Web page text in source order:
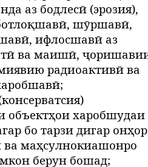
аз бодлесӣ (эрозия),
шӯршавӣ,
ифлосшавӣ аз
ва маишӣ,
радиоактивӣ ва
объектҳои харобшудаи
бо тарзи дигар
ва маҳсулнокиашонро
берун бошад;